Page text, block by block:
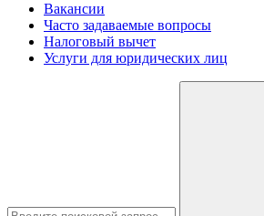
Вакансии
Часто задаваемые вопросы
Налоговый вычет
Услуги для юридических лиц